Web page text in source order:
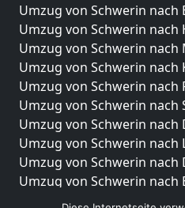
Umzug von Schwerin nach
Umzug von Schwerin nach
Umzug von Schwerin nach
Umzug von Schwerin nach
Umzug von Schwerin
Umzug von Schwerin
Umzug von Schwerin nach
Umzug von Schwerin nach
Umzug von Schwerin
Umzug von Schwerin nach
Umzug von Schwerin nach